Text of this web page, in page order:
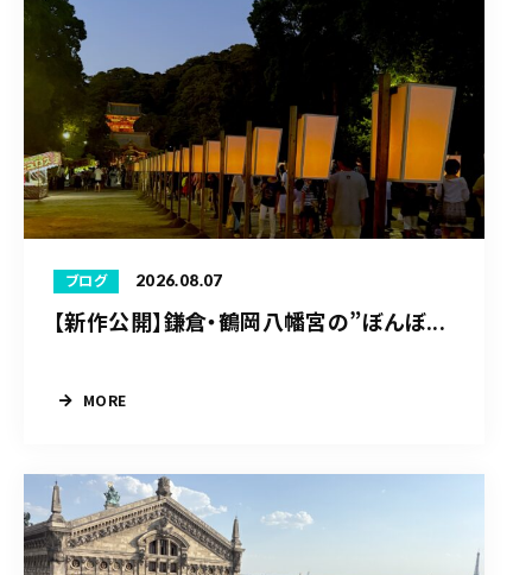
ブログ 2026.08.07
【新作公開】鎌倉・鶴岡八幡宮の”ぼんぼ...
MORE